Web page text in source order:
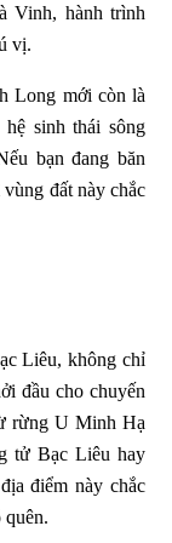
Vinh, hành trình
vị.
Long mới còn là
sinh thái sông
bạn đang băn
đất này chắc
Liêu, không chỉ
đầu cho chuyến
rừng U Minh Hạ
tử Bạc Liêu hay
điểm này chắc
quên.